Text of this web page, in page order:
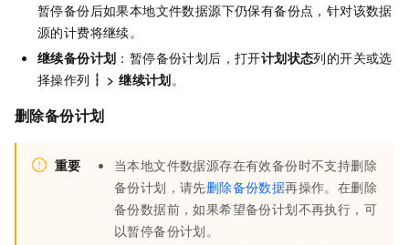
暂停备份后如果本地文件数据源下仍保有备份点，针对该数据
源的计费将继续。
继续备份计划 ：暂停备份计划后，打开计划状态列的开关或选
择操作列 ┇ >继续计划。
删除备份计划
重要
当本地文件数据源存在有效备份时不支持删除
备份计划，请先删除备份数据再操作。在删除
备份数据前，如果希望备份计划不再执行，可
以暂停备份计划。